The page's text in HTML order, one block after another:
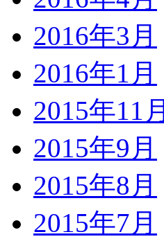
2016年3月
2016年1月
2015年11月
2015年9月
2015年8月
2015年7月